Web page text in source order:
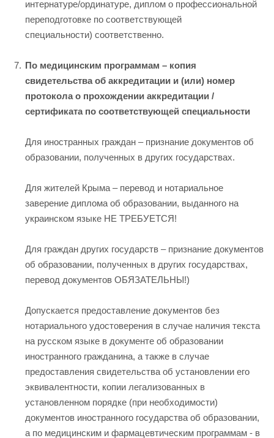
интернатуре/ординатуре, диплом о профессиональной
переподготовке по соответствующей
специальности) соответственно.
По медицинским программам – копия
свидетельства об аккредитации и (или) номер
протокола о прохождении аккредитации /
сертификата по соответствующей специальности
Для иностранных граждан – признание документов об
образовании, полученных в других государствах.
Для жителей Крыма – перевод и нотариальное
заверение диплома об образовании, выданного на
украинском языке НЕ ТРЕБУЕТСЯ!
Для граждан других государств – признание документов
об образовании, полученных в других государствах,
перевод документов ОБЯЗАТЕЛЬНЫ!)
Допускается предоставление документов без
нотариального удостоверения в случае наличия текста
на русском языке в документе об образовании
иностранного гражданина, а также в случае
предоставления свидетельства об установлении его
эквивалентности, копии легализованных в
установленном порядке (при необходимости)
документов иностранного государства об образовании,
а по медицинским и фармацевтическим программам - в